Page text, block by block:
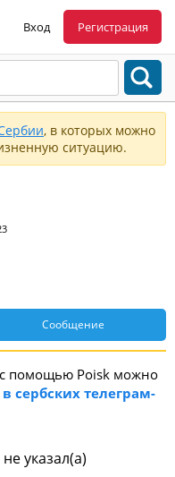
Вход Регистрация
, в которых можно
ситуацию.
Сообщение
помощью Poisk можно
сербских телеграм-
указал(а)